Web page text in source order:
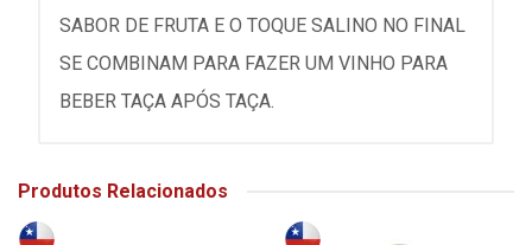
SABOR DE FRUTA E O TOQUE SALINO NO FINAL
SE COMBINAM PARA FAZER UM VINHO PARA
BEBER TAÇA APÓS TAÇA.
Produtos Relacionados